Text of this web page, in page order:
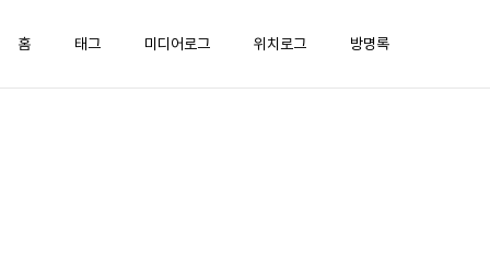
홈 태그 미디어로그 위치로그 방명록